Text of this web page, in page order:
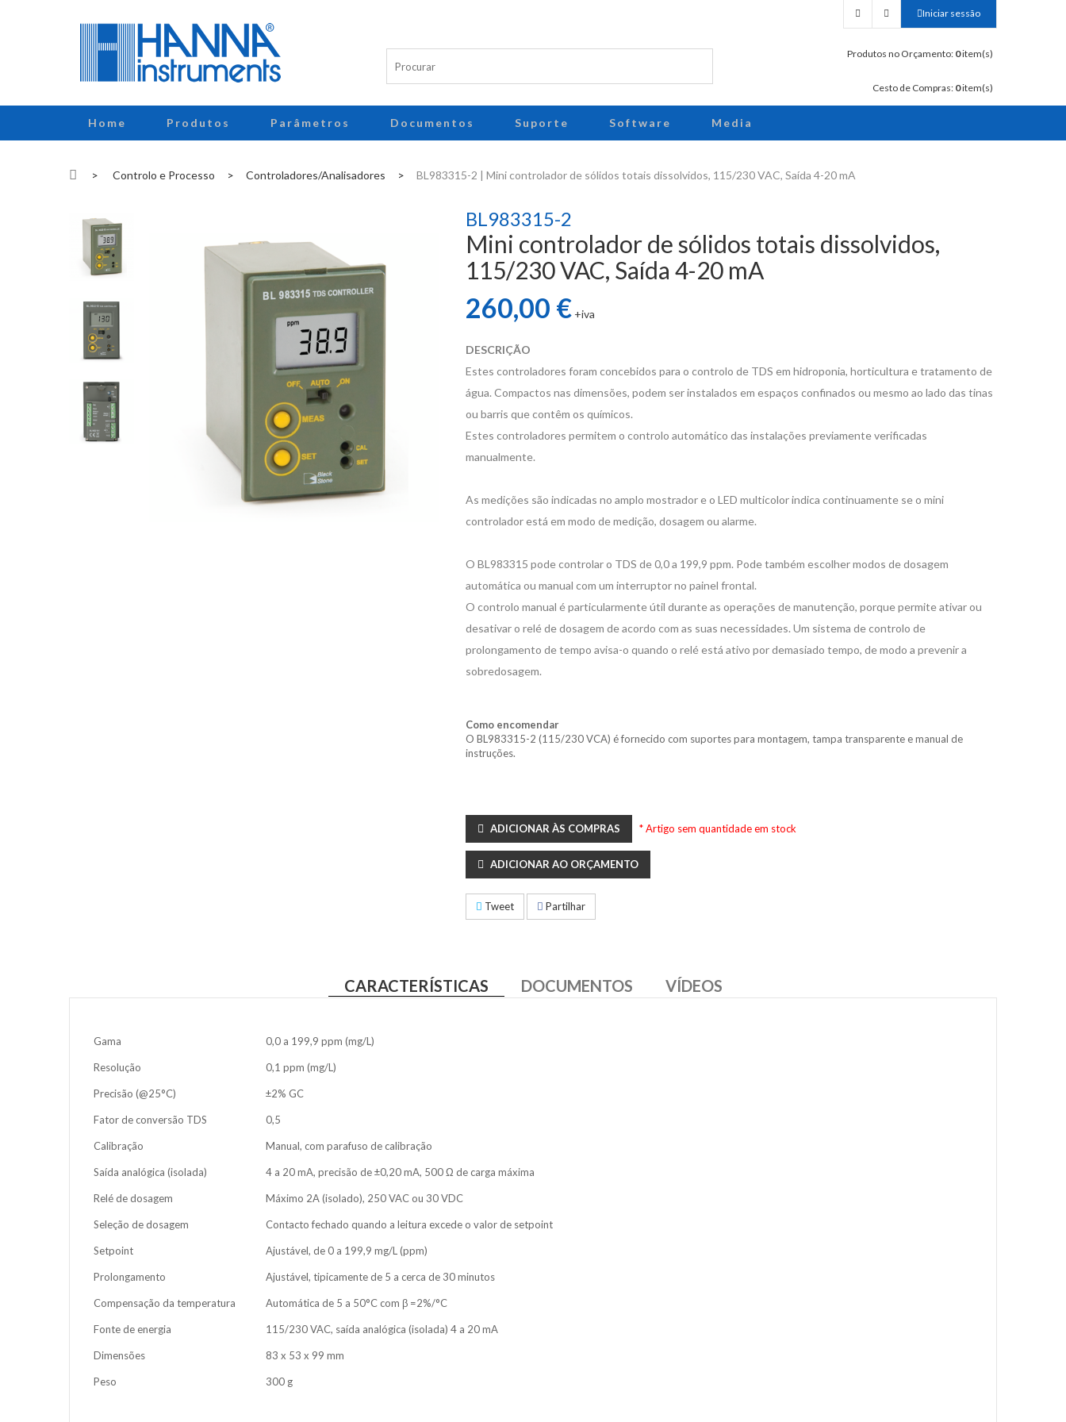
Iniciar sessão
Produtos no Orçamento: 0item(s)
Cesto de Compras: 0item(s)
Home Produtos Parâmetros Documentos Suporte Software Media
> Controlo e Processo > Controladores/Analisadores > BL983315-2 | Mini controlador de sólidos totais dissolvidos, 115/230 VAC, Saída 4-20 mA
BL983315-2
Mini controlador de sólidos totais dissolvidos,
115/230 VAC, Saída 4-20 mA
260,00 € +iva
DESCRIÇÃO
Estes controladores foram concebidos para o controlo de TDS em hidroponia, horticultura e tratamento de
água. Compactos nas dimensões, podem ser instalados em espaços confinados ou mesmo ao lado das tinas
ou barris que contêm os químicos.
Estes controladores permitem o controlo automático das instalações previamente verificadas
manualmente.
As medições são indicadas no amplo mostrador e o LED multicolor indica continuamente se o mini
controlador está em modo de medição, dosagem ou alarme.
O BL983315 pode controlar o TDS de 0,0 a 199,9 ppm. Pode também escolher modos de dosagem
automática ou manual com um interruptor no painel frontal.
O controlo manual é particularmente útil durante as operações de manutenção, porque permite ativar ou
desativar o relé de dosagem de acordo com as suas necessidades. Um sistema de controlo de
prolongamento de tempo avisa-o quando o relé está ativo por demasiado tempo, de modo a prevenir a
sobredosagem.
Como encomendar
O BL983315-2 (115/230 VCA) é fornecido com suportes para montagem, tampa transparente e manual de
instruções.
ADICIONAR ÀS COMPRAS * Artigo sem quantidade em stock
ADICIONAR AO ORÇAMENTO
Tweet Partilhar
CARACTERÍSTICAS DOCUMENTOS VÍDEOS
Gama 0,0 a 199,9 ppm (mg/L)
Resolução 0,1 ppm (mg/L)
Precisão (@25°C) ±2% GC
Fator de conversão TDS 0,5
Calibração Manual, com parafuso de calibração
Saída analógica (isolada) 4 a 20 mA, precisão de ±0,20 mA, 500 Ω de carga máxima
Relé de dosagem Máximo 2A (isolado), 250 VAC ou 30 VDC
Seleção de dosagem Contacto fechado quando a leitura excede o valor de setpoint
Setpoint Ajustável, de 0 a 199,9 mg/L (ppm)
Prolongamento Ajustável, tipicamente de 5 a cerca de 30 minutos
Compensação da temperatura Automática de 5 a 50°C com β =2%/°C
Fonte de energia 115/230 VAC, saída analógica (isolada) 4 a 20 mA
Dimensões 83 x 53 x 99 mm
Peso 300 g